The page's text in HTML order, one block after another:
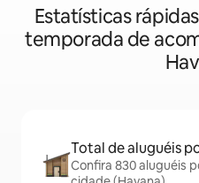
Estatísticas
temporada de
Total de aluguéis
Confira 830 aluguéis